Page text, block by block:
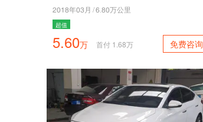
5049年03月 /2.90万公里
超值
5.60万 首付 1.68万 免费咨询